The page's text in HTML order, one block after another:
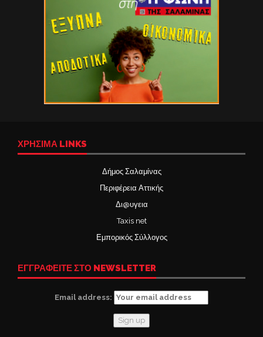
ΧΡΉΣΙΜΑ LINKS
Δήμος Σαλαμίνας
Περιφέρεια Αττικής
Δι@υγεια
Taxis net
Εμπορικός Σύλλογος
ΕΓΓΡΑΦΕΙΤΕ ΣΤΟ NEWSLETTER
Email address: